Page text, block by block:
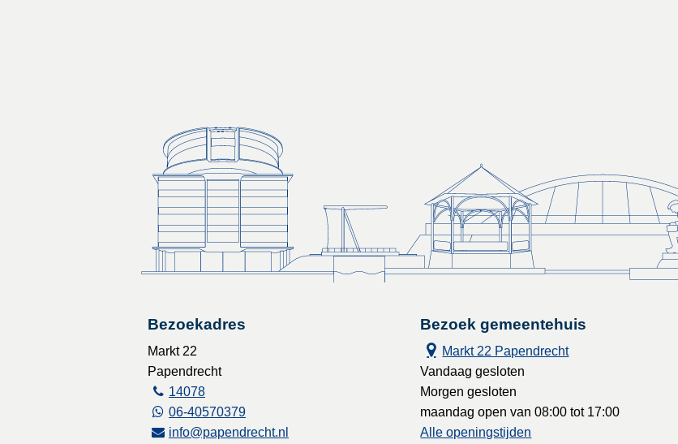
Bezoekadres
Markt 22
Papendrecht
14078
06-40570379
info@papendrecht.nl
Bezoek gemeentehuis
Markt 22 Papendrecht
Vandaag gesloten
Morgen gesloten
maandag open van 08:00 tot 17:00
Alle openingstijden